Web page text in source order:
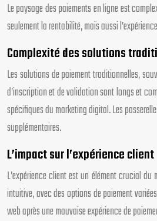
Le paysage des paiements en ligne est
seulement la rentabilité, mais aussi
Complexité des solutions
Les solutions de paiement traditionnelles,
d’inscription et de validation sont longs et
spécifiques du marketing digital. Les
supplémentaires.
L’impact sur l’expérience client
L’expérience client est un élément crucial
intuitive, avec des options de paiement
web après une mauvaise expérience de